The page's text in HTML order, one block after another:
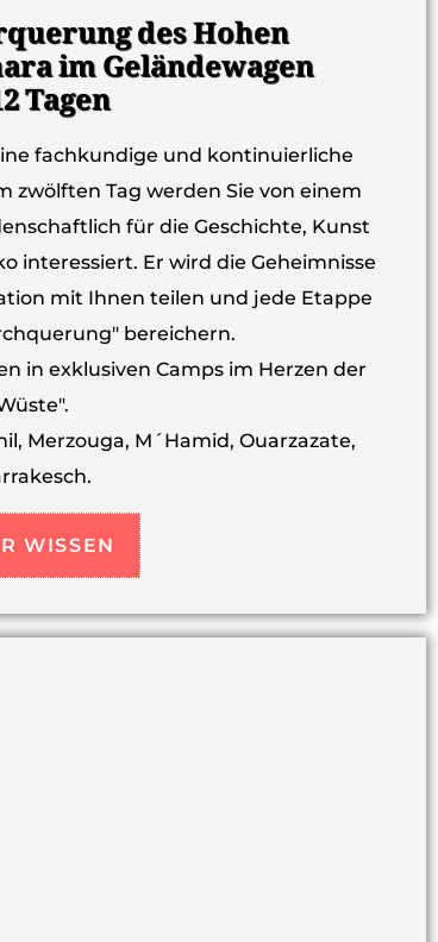
des Hohen
im Geländewagen
Tagen
fachkundige und kontinuierliche
zwölften Tag werden Sie von einem
für die Geschichte, Kunst
interessiert. Er wird die Geheimnisse
mit Ihnen teilen und jede Etappe
bereichern.
in exklusiven Camps im Herzen der
Merzouga, M´Hamid, Ouarzazate,
WISSEN